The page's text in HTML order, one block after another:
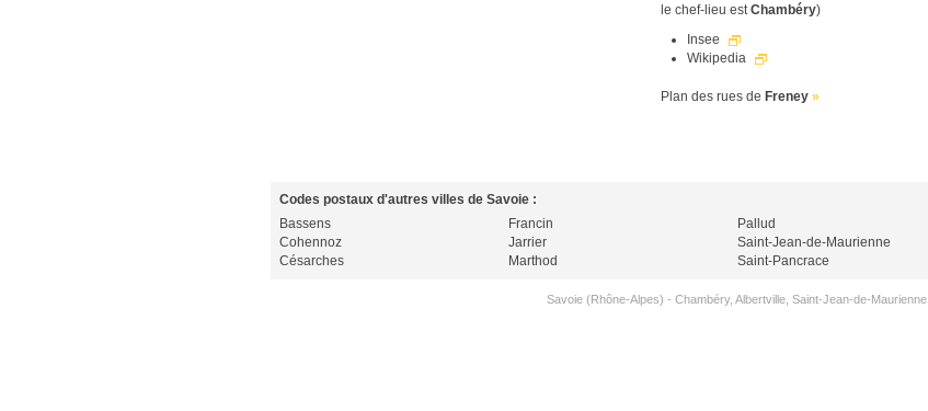
le chef-lieu estChambéry)
Insee
Wikipedia
Plan des rues de Freney »
Codes postaux d'autres villes de Savoie :
Bassens
Cohennoz
Césarches
Francin
Jarrier
Marthod
Pallud
Saint-Jean-de-Maurienne
Saint-Pancrace
Savoie (Rhône-Alpes) - Chambéry, Albertville, Saint-Jean-de-Maurienne